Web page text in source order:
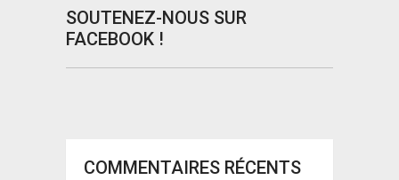
SOUTENEZ-NOUS SUR
FACEBOOK !
COMMENTAIRES RÉCENTS